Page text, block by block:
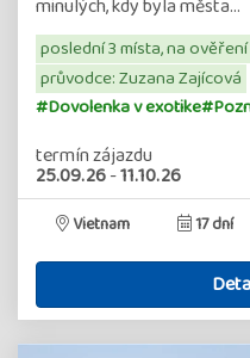
minulých, kdy byla města…
poslední 3 místa, na
průvodce: Zuzana Zajícová
#Dovolenka v exotike
termín zájazdu
25.09.26-11.10.26
Vietnam 17 dní